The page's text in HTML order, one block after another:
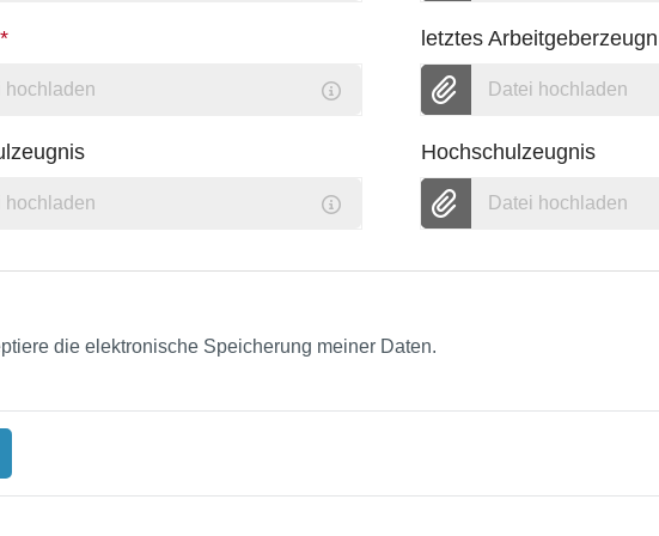
*
hochladen
letztes
Datei hochladen
hochladen
Hochschulzeugnis
Datei hochladen
die elektronische Speicherung meiner Daten.